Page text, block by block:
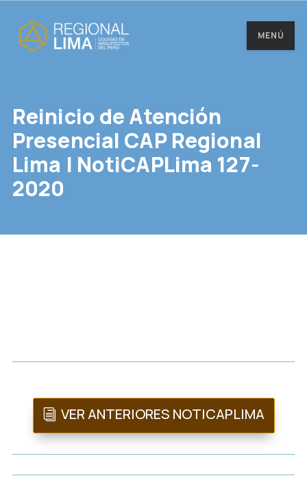
MENÚ
Reinicio de Atención
Presencial CAP Regional
Lima | NotiCAPLima 127-
2020
VER ANTERIORES NOTICAPLIMA